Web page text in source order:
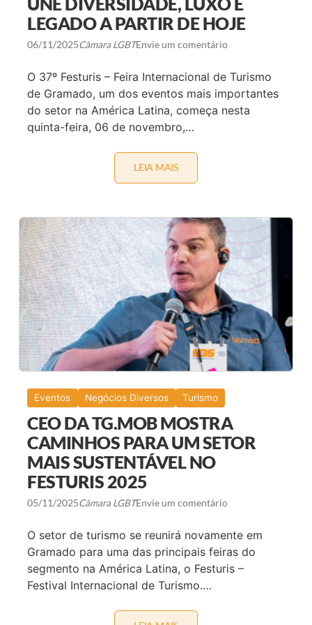
X
I
B
E
C
M
E
T
R
I
E
O
M
O
V
E
D
E
B
A
T
E
O
B
E
A
P
R
E
S
E
N
T
R
N
S
N
O
C
I
C
O
LEGADO A PARTIR DE HOJE
06/11/2025Câmara LGBTEnvie um comentário
O 37º Festuris – Feira Internacional de Turismo
de Gramado, um dos eventos mais importantes
do setor na América Latina, começa nesta
quinta-feira, 06 de novembro,…
LEIA MAISG
D
O
S
E
D
I
A
F
E
I
R
Q
U
U
N
D
I
V
E
R
D
E
,
L
U
X
O
L
Eventos Negócios Diversos Turismo
CEO DA TG.MOB MOSTRA
CAMINHOS PARA UM SETOR
MAIS SUSTENTÁVEL NO
FESTURIS 2025
05/11/2025Câmara LGBTEnvie um comentário
O setor de turismo se reunirá novamente em
Gramado para uma das principais feiras do
segmento na América Latina, o Festuris –
Festival Internacional de Turismo.…